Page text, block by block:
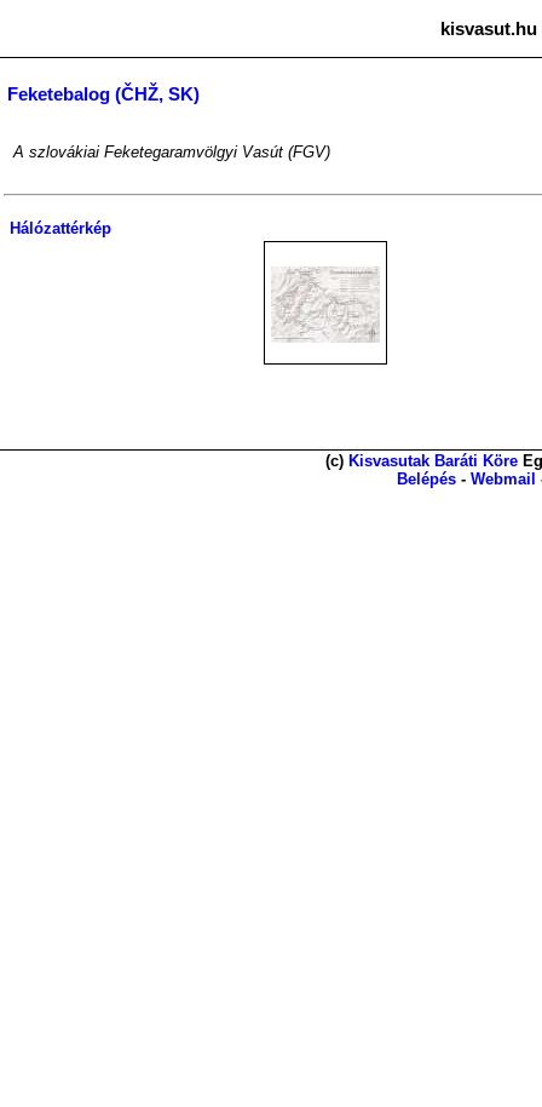
Feketebalog (ČHŽ, SK)
A szlovákiai Feketegaramvölgyi Vasút (FGV)
Hálózattérkép
(c) Kisvasutak Baráti Köre
Belépés - Webmail